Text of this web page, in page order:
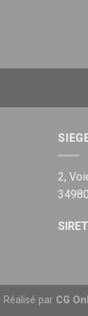
2,
| Réalisé par CG